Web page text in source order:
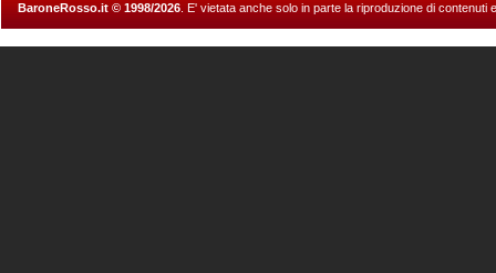
BaroneRosso.it © 1998/2026 . E' vietata anche solo in parte la riproduzione di contenuti